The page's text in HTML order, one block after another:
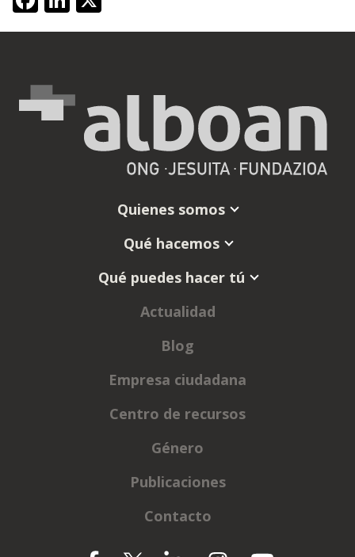
Quienes somos
Qué hacemos
Qué puedes hacer tú
Actualidad
Blog
Empresa ciudadana
Centro de recursos
Género
Publicaciones
Contacto